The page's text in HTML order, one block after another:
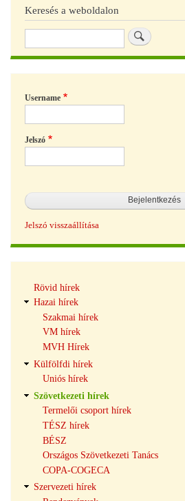
Keresés a weboldalon
Keresés
Username
Jelszó
Jelszó visszaállítása
navigáció
Rövid hírek
Hazai hírek
Szakmai hírek
VM hírek
MVH Hírek
Külfölfdi hírek
Uniós hírek
Szövetkezeti hírek
Termelői csoport hírek
TÉSZ hírek
BÉSZ
Országos Szövetkezeti Tanács
COPA-COGECA
Szervezeti hírek